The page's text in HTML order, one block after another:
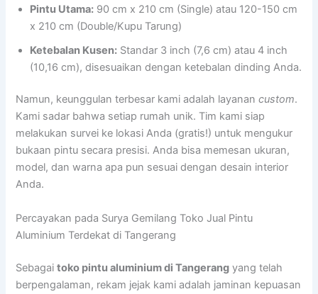
Pintu Utama: 90 cm x 210 cm (Single) atau 120-150 cm
x 210 cm (Double/Kupu Tarung)
Ketebalan Kusen: Standar 3 inch (7,6 cm) atau 4 inch
(10,16 cm), disesuaikan dengan ketebalan dinding Anda.
Namun, keunggulan terbesar kami adalah layanancustom.
Kami sadar bahwa setiap rumah unik. Tim kami siap
melakukan survei ke lokasi Anda (gratis!) untuk mengukur
bukaan pintu secara presisi. Anda bisa memesan ukuran,
model, dan warna apa pun sesuai dengan desain interior
Anda.
Percayakan pada Surya Gemilang Toko Jual Pintu
Aluminium Terdekat di Tangerang
Sebagaitoko pintu aluminium di Tangerang yang telah
berpengalaman, rekam jejak kami adalah jaminan kepuasan